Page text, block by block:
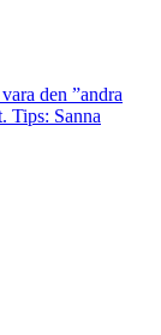
den ”andra
Tips: Sanna